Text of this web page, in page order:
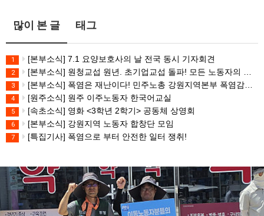
많이 본 글 태그
1 [본부소식] 7.1 요양보호사의 날 전국 동시 기자회견
2 [본부소식] 원청교섭 원년. 초기업교섭 돌파! 모든 노동자의 노동기본권 쟁취! 민주노총 7.15 총파업대회
3 [본부소식] 폭염은 재난이다! 민주노총 강원지역본부 폭염감시단 선포 기자회견
4 [원주소식] 원주 이주노동자 한국어교실
5 [속초소식] 영화 <3학년 2학기> 공동체 상영회
6 [본부소식] 강원지역 노동자 합창단 모임
7 [특집기사] 폭염으로 부터 안전한 일터 쟁취!